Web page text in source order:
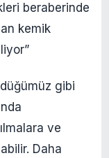
beraberinde
kemik
gibi
ve
Daha